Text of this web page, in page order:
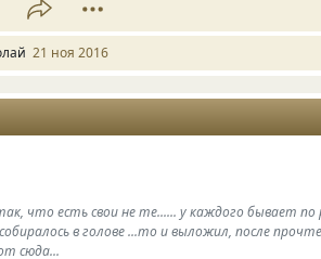
21 ноя 2016
что есть свои не те...... у каждого бывает
в голове ...то и выложил, после
сюда...